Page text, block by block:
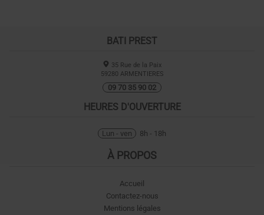
BATI PREST
35 Rue de la Paix
59280 ARMENTIERES
09 70 35 90 02
HEURES D'OUVERTURE
Lun - ven 8h - 18h
À PROPOS
Accueil
Contactez-nous
Mentions légales